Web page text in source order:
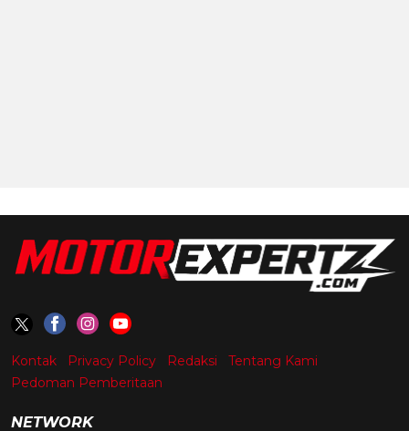
Kontak Privacy Policy Redaksi
Tentang Kami
Pedoman Pemberitaan
NETWORK